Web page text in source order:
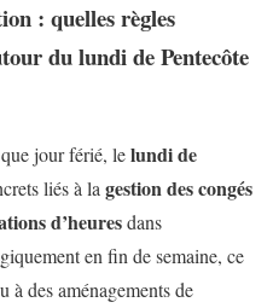
: quelles règles
du lundi de Pentecôte
jour férié, lelundi de
liés à la gestion des congés
d’heuresdans
en fin de semaine, ce
des aménagements de